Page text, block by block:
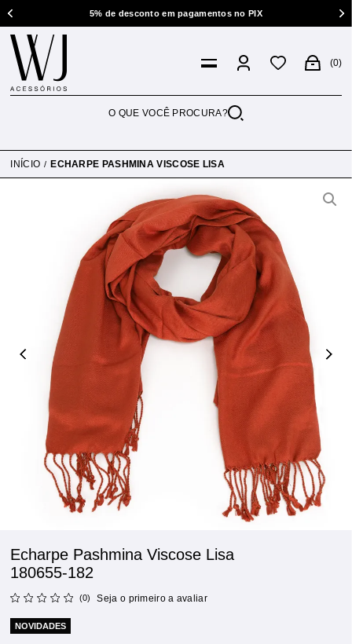
5% de desconto em pagamentos no PIX
0
INÍCIO ECHARPE PASHMINA VISCOSE LISA
Echarpe Pashmina Viscose Lisa
180655-182
(0) Seja o primeiro a avaliar
NOVIDADES